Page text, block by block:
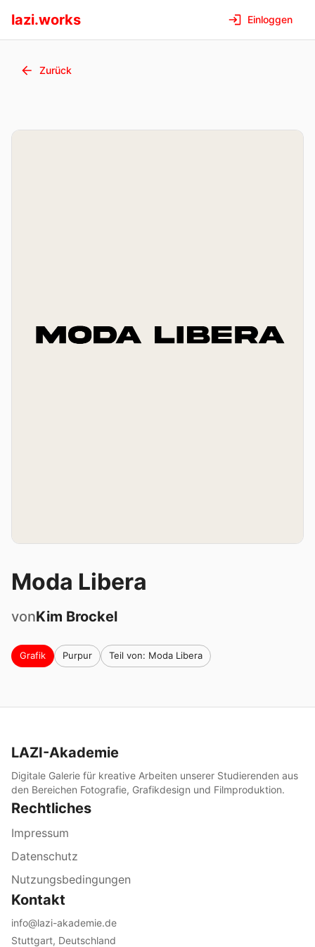
lazi.works Einloggen
Zurück
Moda Libera
vonKim Brockel
Grafik Purpur Teil von: Moda Libera
LAZI-Akademie
Digitale Galerie für kreative Arbeiten unserer Studierenden aus
den Bereichen Fotografie, Grafikdesign und Filmproduktion.
Rechtliches
Impressum
Datenschutz
Nutzungsbedingungen
Kontakt
info@lazi-akademie.de
Stuttgart, Deutschland